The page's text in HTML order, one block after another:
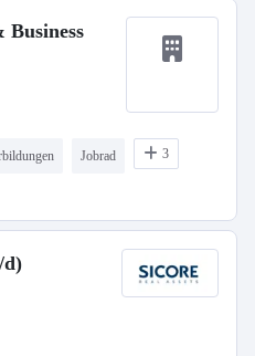
Business
Jobrad 3
d)